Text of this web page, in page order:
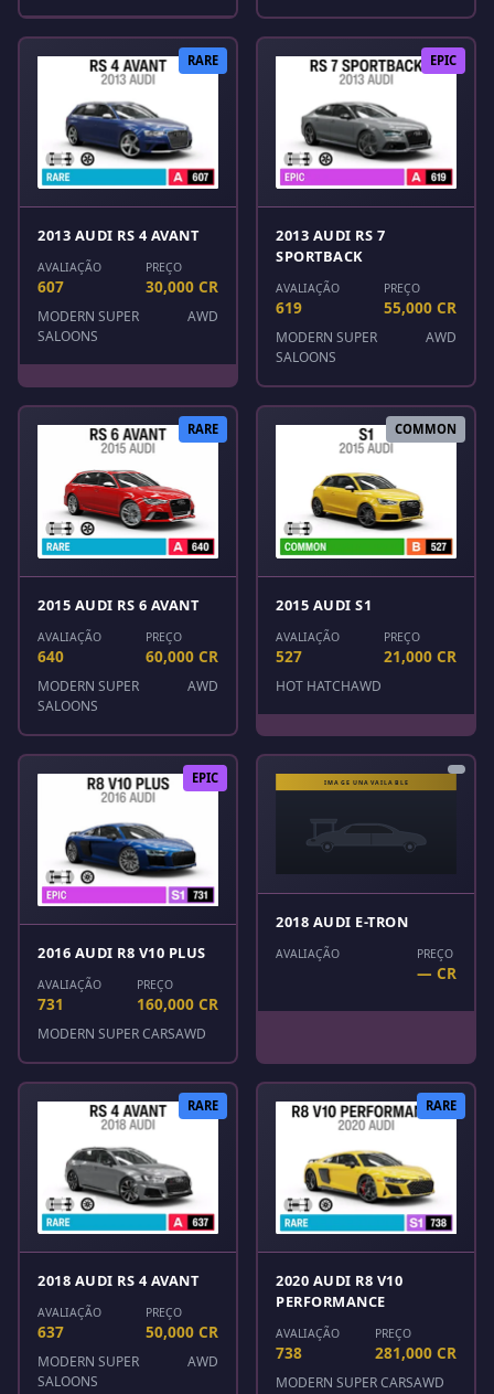
RARE
2013 AUDI RS 4 AVANT
AVALIAÇÃO
607
PREÇO
30,000 CR
MODERN SUPER
SALOONS
AWD
EPIC
2013 AUDI RS 7
SPORTBACK
AVALIAÇÃO
619
PREÇO
55,000 CR
MODERN SUPER
SALOONS
AWD
RARE
2015 AUDI RS 6 AVANT
AVALIAÇÃO
640
PREÇO
60,000 CR
MODERN SUPER
SALOONS
AWD
COMMON
2015 AUDI S1
AVALIAÇÃO
527
PREÇO
21,000 CR
HOT HATCHAWD
EPIC
2016 AUDI R8 V10 PLUS
AVALIAÇÃO
731
PREÇO
160,000 CR
MODERN SUPER CARSAWD
2018 AUDI E-TRON
AVALIAÇÃO PREÇO
— CR
RARE
2018 AUDI RS 4 AVANT
AVALIAÇÃO
637
PREÇO
50,000 CR
MODERN SUPER
SALOONS
AWD
RARE
2020 AUDI R8 V10
PERFORMANCE
AVALIAÇÃO
738
PREÇO
281,000 CR
MODERN SUPER CARSAWD